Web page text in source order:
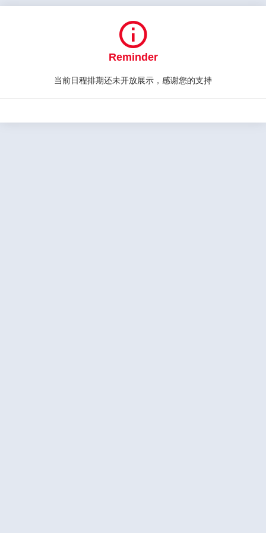

Reminder
当前日程排期还未开放展示，感谢您的支持